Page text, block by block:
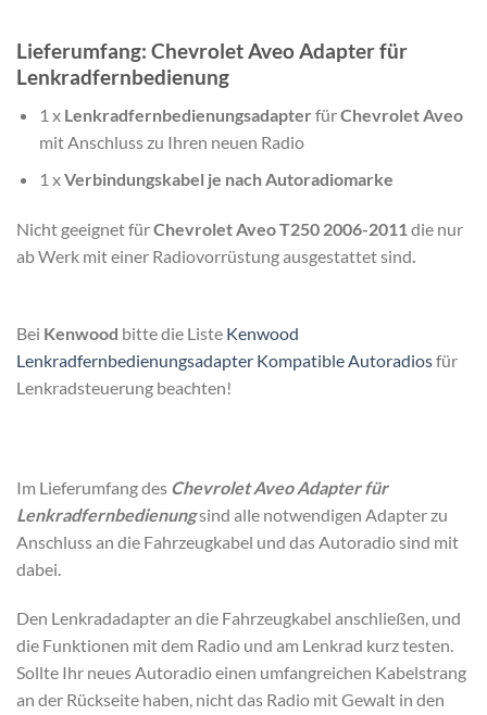
Lieferumfang: Chevrolet Aveo Adapter für
Lenkradfernbedienung
1 x Lenkradfernbedienungsadapter fürChevrolet Aveo
mit Anschluss zu Ihren neuen Radio
1 xVerbindungskabel je nach Autoradiomarke
Nicht geeignet fürChevrolet Aveo T250 2006-2011die nur
ab Werk mit einer Radiovorrüstung ausgestattet sind.
Bei Kenwood bitte die Liste Kenwood
Lenkradfernbedienungsadapter Kompatible Autoradiosfür
Lenkradsteuerung beachten!
Im Lieferumfang des Chevrolet Aveo Adapter für
Lenkradfernbedienungsind alle notwendigen Adapter zu
Anschluss an die Fahrzeugkabel und das Autoradio sind mit
dabei.
Den Lenkradadapter an die Fahrzeugkabel anschließen, und
die Funktionen mit dem Radio und am Lenkrad kurz testen.
Sollte Ihr neues Autoradio einen umfangreichen Kabelstrang
an der Rückseite haben, nicht das Radio mit Gewalt in den